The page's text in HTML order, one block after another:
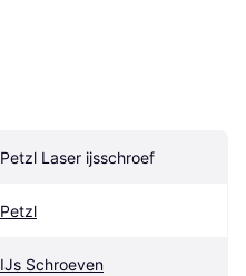
Petzl Laser ijsschroef
Petzl
IJs Schroeven